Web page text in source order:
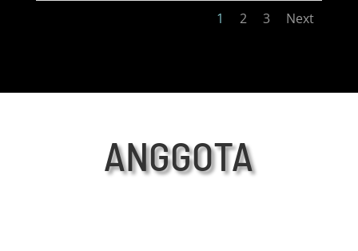
1 2 3 Next
ANGGOTA